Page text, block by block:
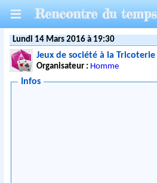
Rencontre du temps
Lundi 14 Mars 2016 à 19:30
Jeux de société à la Tricoterie
Organisateur : Homme
Infos